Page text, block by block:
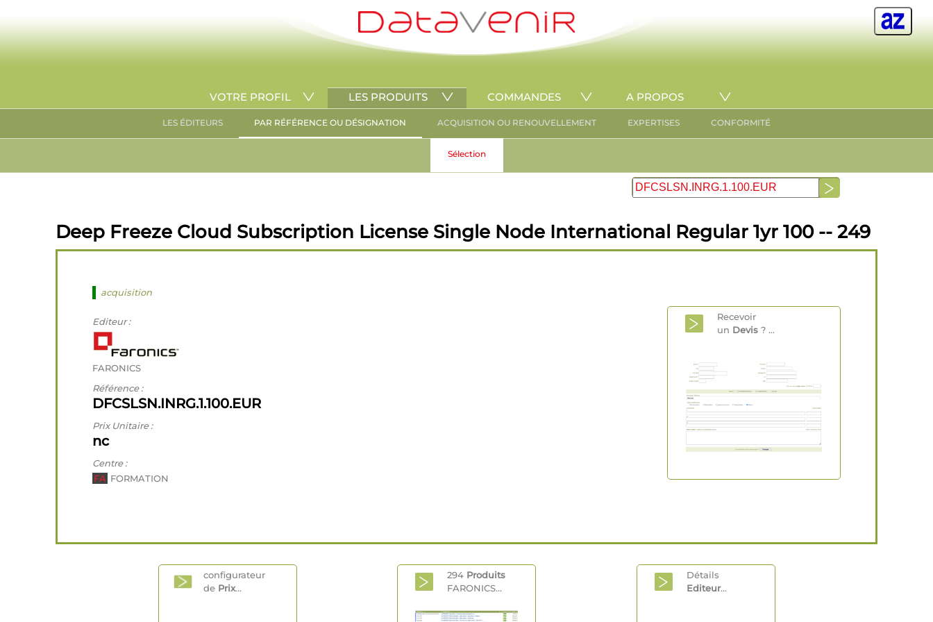
VOTRE PROFIL LES PRODUITS COMMANDES A PROPOS
LES ÉDITEURS PAR RÉFÉRENCE OU DÉSIGNATION ACQUISITION OU RENOUVELLEMENT EXPERTISES CONFORMITÉ
Sélection
Deep Freeze Cloud Subscription License Single Node International Regular 1yr 100 -- 249
acquisition
Editeur :
FARONICS
Référence :
DFCSLSN.INRG.1.100.EUR
Prix Unitaire :
nc
Centre :
FA FORMATION
Recevoir
un Devis ? ...
configurateur
de Prix...
294 Produits
FARONICS...
Détails
Editeur...